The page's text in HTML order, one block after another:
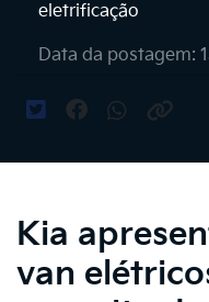
eletrificação
Data da postagem:
Kia
van